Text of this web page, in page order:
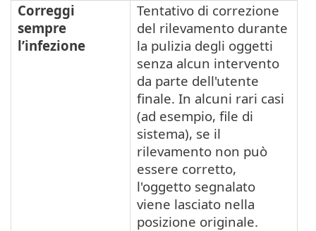
Correggi
sempre
l’infezione
Tentativo di correzione
del rilevamento durante
la pulizia degli oggetti
senza alcun intervento
da parte dell'utente
finale. In alcuni rari casi
(ad esempio, file di
sistema), se il
rilevamento non può
essere corretto,
l'oggetto segnalato
viene lasciato nella
posizione originale.